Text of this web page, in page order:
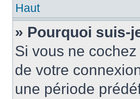
Haut
» Pourquoi suis-
Si vous ne
de votre
une période